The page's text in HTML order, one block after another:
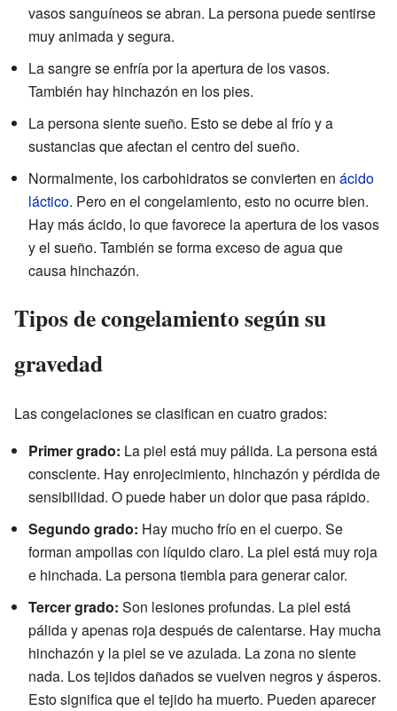
vasos sanguíneos se abran. La persona puede sentirse
muy animada y segura.
La sangre se enfría por la apertura de los vasos.
También hay hinchazón en los pies.
La persona siente sueño. Esto se debe al frío y a
sustancias que afectan el centro del sueño.
Normalmente, los carbohidratos se convierten en ácido
láctico. Pero en el congelamiento, esto no ocurre bien.
Hay más ácido, lo que favorece la apertura de los vasos
y el sueño. También se forma exceso de agua que
causa hinchazón.
Tipos de congelamiento según su
gravedad
Las congelaciones se clasifican en cuatro grados:
Primer grado: La piel está muy pálida. La persona está
consciente. Hay enrojecimiento, hinchazón y pérdida de
sensibilidad. O puede haber un dolor que pasa rápido.
Segundo grado: Hay mucho frío en el cuerpo. Se
forman ampollas con líquido claro. La piel está muy roja
e hinchada. La persona tiembla para generar calor.
Tercer grado: Son lesiones profundas. La piel está
pálida y apenas roja después de calentarse. Hay mucha
hinchazón y la piel se ve azulada. La zona no siente
nada. Los tejidos dañados se vuelven negros y ásperos.
Esto significa que el tejido ha muerto. Pueden aparecer